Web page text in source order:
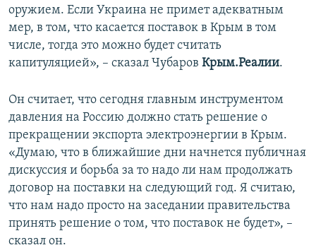
оружием. Если Украина не примет адекватным
мер, в том, что касается поставок в Крым в том
числе, тогда это можно будет считать
капитуляцией», – сказал Чубаров Крым.Реалии.
Он считает, что сегодня главным инструментом
давления на Россию должно стать решение о
прекращении экспорта электроэнергии в Крым.
«Думаю, что в ближайшие дни начнется публичная
дискуссия и борьба за то надо ли нам продолжать
договор на поставки на следующий год. Я считаю,
что нам надо просто на заседании правительства
принять решение о том, что поставок не будет», –
сказал он.